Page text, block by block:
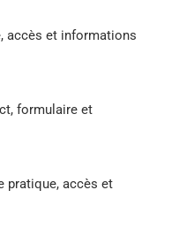
accès et informations
formulaire et
pratique, accès et